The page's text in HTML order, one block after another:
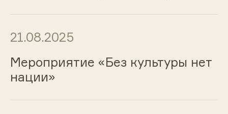
21.08.2025
Мероприятие «Без культуры нет
нации»